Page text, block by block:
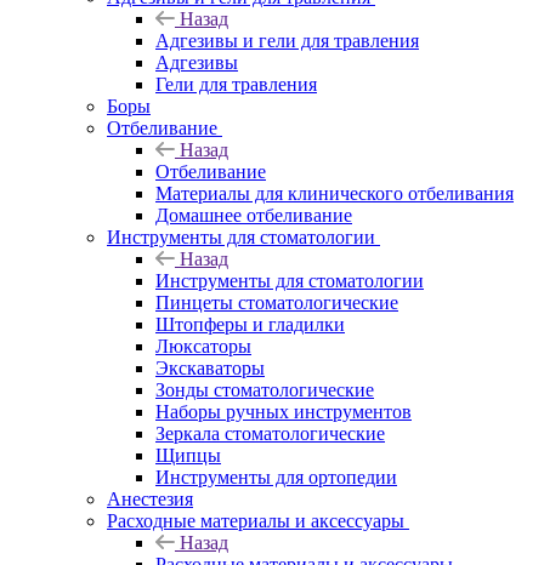
Назад
Адгезивы и гели для травления
Адгезивы
Гели для травления
Боры
Отбеливание
Назад
Отбеливание
Материалы для клинического отбеливания
Домашнее отбеливание
Инструменты для стоматологии
Назад
Инструменты для стоматологии
Пинцеты стоматологические
Штопферы и гладилки
Люксаторы
Экскаваторы
Зонды стоматологические
Наборы ручных инструментов
Зеркала стоматологические
Щипцы
Инструменты для ортопедии
Анестезия
Расходные материалы и аксессуары
Назад